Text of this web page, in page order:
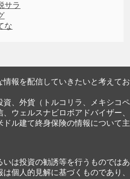
サラ
な
報を配信していきたいと考えてお
、外貨（トルコリラ、メキシコペ
ウェルスナビロボアドバイザー、
ル建て終身保険の情報について主
は投資の勧誘等を行うものではあ
個人的見解に基づくものであり、